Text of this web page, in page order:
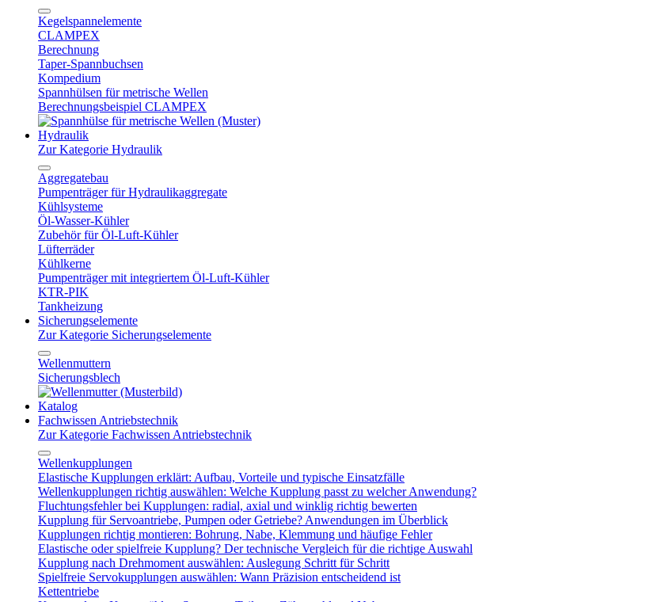
Kegelspannelemente
CLAMPEX
Berechnung
Taper-Spannbuchsen
Kompedium
Spannhülsen für metrische Wellen
Berechnungsbeispiel CLAMPEX
Hydraulik
Zur Kategorie Hydraulik
Aggregatebau
Pumpenträger für Hydraulikaggregate
Kühlsysteme
Öl-Wasser-Kühler
Zubehör für Öl-Luft-Kühler
Lüfterräder
Kühlkerne
Pumpenträger mit integriertem Öl-Luft-Kühler
KTR-PIK
Tankheizung
Sicherungselemente
Zur Kategorie Sicherungselemente
Wellenmuttern
Sicherungsblech
Katalog
Fachwissen Antriebstechnik
Zur Kategorie Fachwissen Antriebstechnik
Wellenkupplungen
Elastische Kupplungen erklärt: Aufbau, Vorteile und typische Einsatzfälle
Wellenkupplungen richtig auswählen: Welche Kupplung passt zu welcher Anwendung?
Fluchtungsfehler bei Kupplungen: radial, axial und winklig richtig bewerten
Kupplung für Servoantriebe, Pumpen oder Getriebe? Anwendungen im Überblick
Kupplungen richtig montieren: Bohrung, Nabe, Klemmung und häufige Fehler
Elastische oder spielfreie Kupplung? Der technische Vergleich für die richtige Auswahl
Kupplung nach Drehmoment auswählen: Auslegung Schritt für Schritt
Spielfreie Servokupplungen auswählen: Wann Präzision entscheidend ist
Kettentriebe